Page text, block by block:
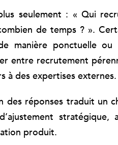
seulement : « Qui
de temps ? ».
manière ponctuelle
entre recrutement
à des expertises externes.
des réponses traduit un
stratégique,
produit.